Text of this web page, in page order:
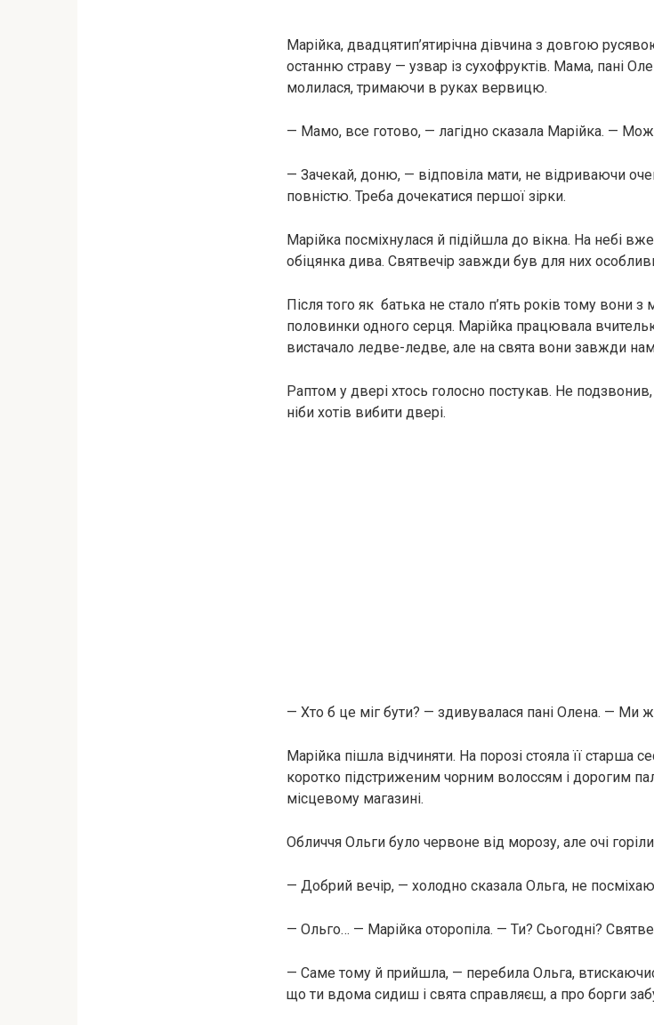
Марійка, двадцятип’ятирічна дівчина з довгою
останню страву — узвар із сухофруктів. Мама, пані
молилася, тримаючи в руках вервицю.
— Мамо, все готово, — лагідно сказала Марійка. —
— Зачекай, доню, — відповіла мати, не відриваючи
повністю. Треба дочекатися першої зірки.
Марійка посміхнулася й підійшла до вікна. На небі
обіцянка дива. Святвечір завжди був для них
Після того як батька не стало п’ять років тому вони
половинки одного серця. Марійка працювала
вистачало ледве-ледве, але на свята вони завжди
Раптом у двері хтось голосно постукав. Не
ніби хотів вибити двері.
— Хто б це міг бути? — здивувалася пані Олена. — Ми ж
Марійка пішла відчиняти. На порозі стояла її старша
коротко підстриженим чорним волоссям і дорогим
місцевому магазині.
Обличчя Ольги було червоне від морозу, але очі
— Добрий вечір, — холодно сказала Ольга, не
— Ольго… — Марійка оторопіла. — Ти? Сьогодні?
— Саме тому й прийшла, — перебила Ольга,
що ти вдома сидиш і свята справляєш, а про борги